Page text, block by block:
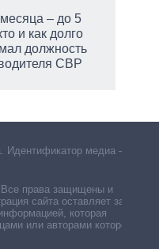
– до 5
и как долго
должность
СВР
Идентификатор медиа –
Все права защищены и
сайта оставляет за
которая
или авторами которой